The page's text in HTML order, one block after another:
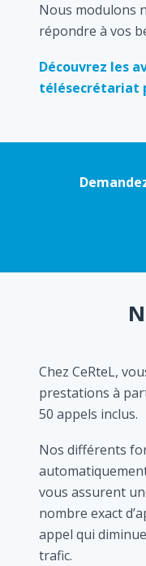
Nous modulons
répondre à vos
Découvrez les
télésecrétariat
Chez CeRteL,
prestations à
50 appels inclus.
Nos différents
vous assurent
nombre exact
appel qui
trafic.